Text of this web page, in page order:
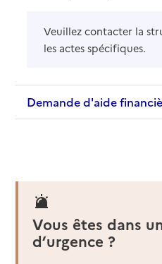
Veuillez contacter la
les actes spécifiques.
Demande d'aide
Vous êtes dans
d’urgence ?